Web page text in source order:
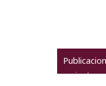
recientes
patrimonio